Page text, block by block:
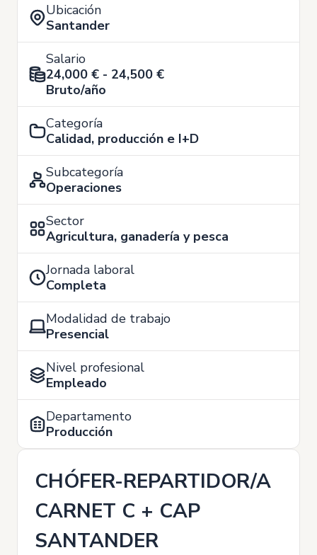
Ubicación
Santander
Salario
24,000 € - 24,500 €
Bruto/año
Categoría
Calidad, producción e I+D
Subcategoría
Operaciones
Sector
Agricultura, ganadería y pesca
Jornada laboral
Completa
Modalidad de trabajo
Presencial
Nivel profesional
Empleado
Departamento
Producción
CHÓFER-REPARTIDOR/A
CARNET C + CAP
SANTANDER